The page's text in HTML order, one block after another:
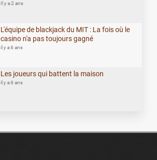
Il y a 2 ans
L'équipe de blackjack du MIT : La fois où le
casino n'a pas toujours gagné
il y a 6 ans
Les joueurs qui battent la maison
il y a 6 ans